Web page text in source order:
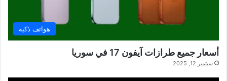
هواتف ذكية
أسعار جميع طرازات آيفون 17 في سوريا
سبتمبر 12, 2025